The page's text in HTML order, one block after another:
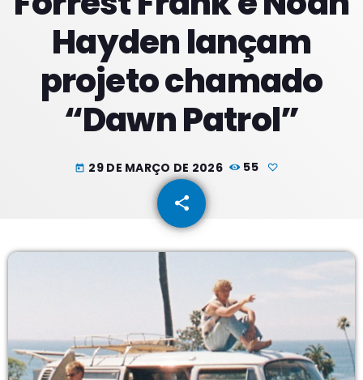
PROXIMOS PROGRAMAS
Hayden lançam
projeto chamado
“Dawn Patrol”
today 29 DE MARÇO DE 2026 55
share
email